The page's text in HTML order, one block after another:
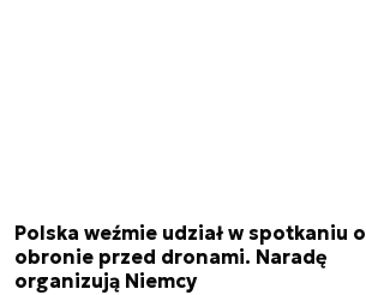
Polska weźmie udział w spotkaniu o
obronie przed dronami. Naradę
organizują Niemcy